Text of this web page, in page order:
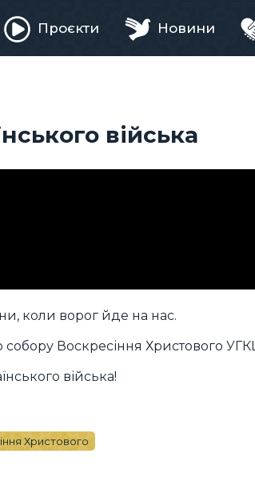
Проєкти Новини
війська
коли ворог йде на нас.
Воскресіння Христового
війська!
Христового